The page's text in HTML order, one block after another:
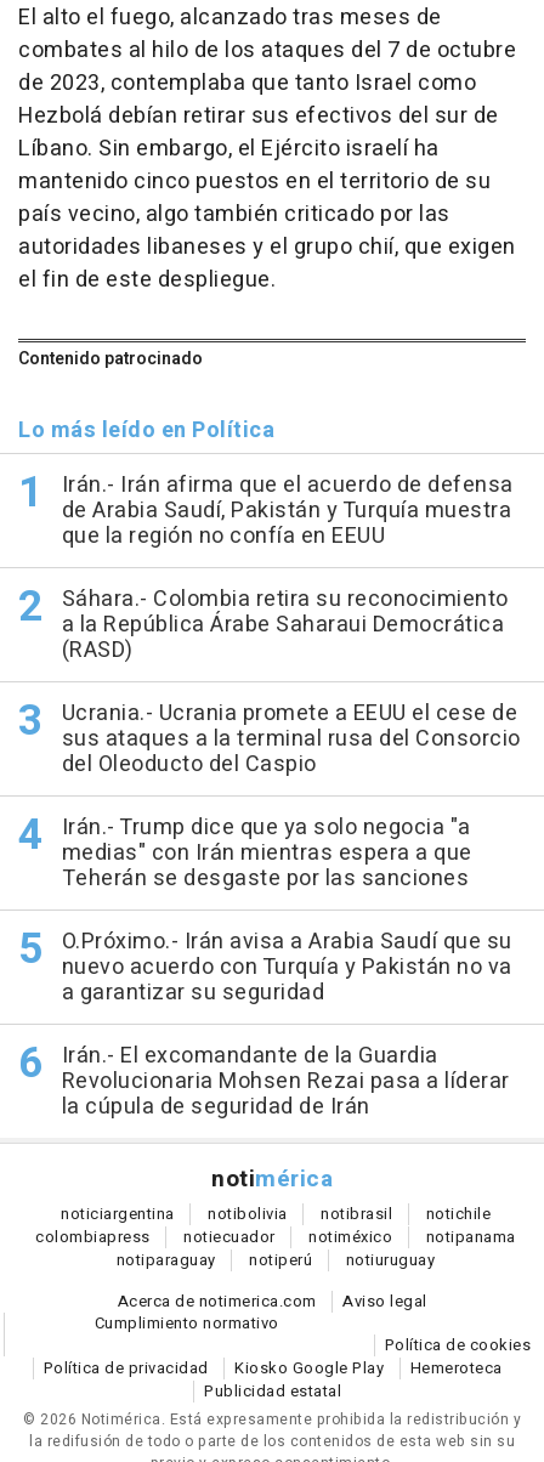
El alto el fuego, alcanzado tras meses de
combates al hilo de los ataques del 7 de octubre
de 2023, contemplaba que tanto Israel como
Hezbolá debían retirar sus efectivos del sur de
Líbano. Sin embargo, el Ejército israelí ha
mantenido cinco puestos en el territorio de su
país vecino, algo también criticado por las
autoridades libaneses y el grupo chií, que exigen
el fin de este despliegue.
Contenido patrocinado
Lo más leído en Política
Irán.- Irán afirma que el acuerdo de defensa
de Arabia Saudí, Pakistán y Turquía muestra
que la región no confía en EEUU
Sáhara.- Colombia retira su reconocimiento
a la República Árabe Saharaui Democrática
(RASD)
Ucrania.- Ucrania promete a EEUU el cese de
sus ataques a la terminal rusa del Consorcio
del Oleoducto del Caspio
Irán.- Trump dice que ya solo negocia "a
medias" con Irán mientras espera a que
Teherán se desgaste por las sanciones
O.Próximo.- Irán avisa a Arabia Saudí que su
nuevo acuerdo con Turquía y Pakistán no va
a garantizar su seguridad
Irán.- El excomandante de la Guardia
Revolucionaria Mohsen Rezai pasa a líderar
la cúpula de seguridad de Irán
notimérica
noticiargentina notibolivia notibrasil notichile
colombiapress notiecuador notiméxico notipanama
notiparaguay notiperú notiuruguay
Acerca de notimerica.com
Aviso legal
Cumplimiento normativo
Política de cookies
Política de privacidad
Kiosko Google Play
Hemeroteca
Publicidad estatal
© 2026 Notimérica. Está expresamente prohibida la redistribución y
la redifusión de todo o parte de los contenidos de esta web sin su